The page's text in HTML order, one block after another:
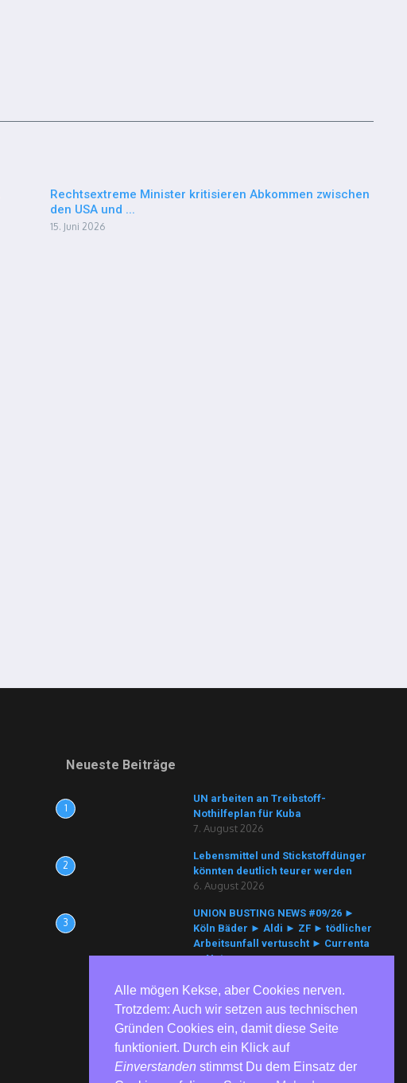
Rechtsextreme Minister kritisieren Abkommen zwischen
den USA und ...
15. Juni 2026
Neueste Beiträge
1
UN arbeiten an Treibstoff-
Nothilfeplan für Kuba
7. August 2026
2
Lebensmittel und Stickstoffdünger
könnten deutlich teurer werden
6. August 2026
3
UNION BUSTING NEWS #09/26 ►
Köln Bäder ► Aldi ► ZF ► tödlicher
Arbeitsunfall vertuscht ► Currenta
► Nutracorp
Alle mögen Kekse, aber Cookies nerven.
Trotzdem: Auch wir setzen aus technischen
Gründen Cookies ein, damit diese Seite
funktioniert. Durch ein Klick auf
Einverstanden stimmst Du dem Einsatz der